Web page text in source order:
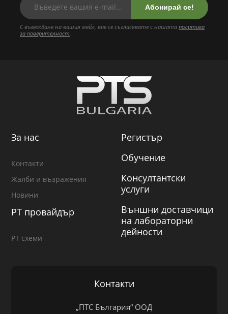
Абонирай се!
С въвеждане на вашия мейл, вие се съгласявате с нашата политика
за поверителност.
За нас
Контакти
Жалби и възражения
Новини
PT провайдър
PT схеми
Регистър
Обучение
Консултантски
услуги
Външни доставчици
на лабораторни
дейности
Контакти
„ПТС България“ ООД